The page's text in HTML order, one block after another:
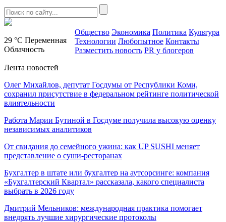
29 °C Переменная
Облачность
Общество Экономика Политика Культура
Технологии Любопытное Контакты
Разместить новость PR у блогеров
Лента новостей
Олег Михайлов, депутат Госдумы от Республики Коми,
сохранил присутствие в федеральном рейтинге политической
влиятельности
Работа Марии Бутиной в Госдуме получила высокую оценку
независимых аналитиков
От свидания до семейного ужина: как UP SUSHI меняет
представление о суши-ресторанах
Бухгалтер в штате или бухгалтер на аутсорсинге: компания
«Бухгалтерский Квартал» рассказала, какого специалиста
выбрать в 2026 году
Дмитрий Мельников: международная практика помогает
внедрять лучшие хирургические протоколы